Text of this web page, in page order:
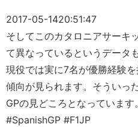
2017-05-1420:51:47
そしてこのカタロニアサーキ
て異なっているというデータ
現役では実に7名が優勝経験
傾向が見られます。そういっ
GPの見どころとなっています。
#SpanishGP #F1JP